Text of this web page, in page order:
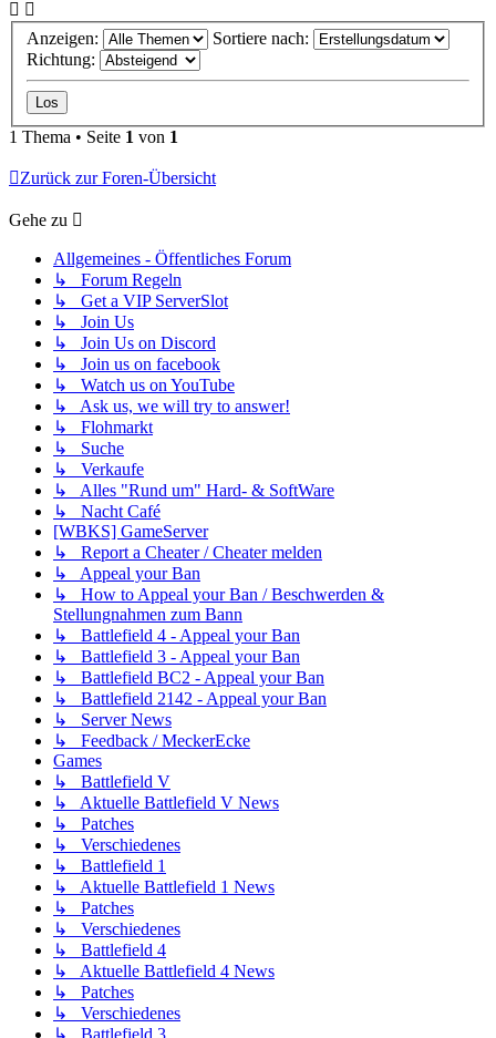
Anzeigen:
Sortiere nach:
Richtung:
1 Thema • Seite 1 von 1
Zurück zur Foren-Übersicht
Gehe zu
Allgemeines - Öffentliches Forum
↳ Forum Regeln
↳ Get a VIP ServerSlot
↳ Join Us
↳ Join Us on Discord
↳ Join us on facebook
↳ Watch us on YouTube
↳ Ask us, we will try to answer!
↳ Flohmarkt
↳ Suche
↳ Verkaufe
↳ Alles "Rund um" Hard- & SoftWare
↳ Nacht Café
[WBKS] GameServer
↳ Report a Cheater / Cheater melden
↳ Appeal your Ban
↳ How to Appeal your Ban / Beschwerden &
Stellungnahmen zum Bann
↳ Battlefield 4 - Appeal your Ban
↳ Battlefield 3 - Appeal your Ban
↳ Battlefield BC2 - Appeal your Ban
↳ Battlefield 2142 - Appeal your Ban
↳ Server News
↳ Feedback / MeckerEcke
Games
↳ Battlefield V
↳ Aktuelle Battlefield V News
↳ Patches
↳ Verschiedenes
↳ Battlefield 1
↳ Aktuelle Battlefield 1 News
↳ Patches
↳ Verschiedenes
↳ Battlefield 4
↳ Aktuelle Battlefield 4 News
↳ Patches
↳ Verschiedenes